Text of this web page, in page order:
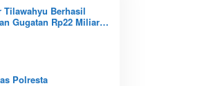
Tilawahyu Berhasil
Gugatan Rp22 Miliar,
Polresta